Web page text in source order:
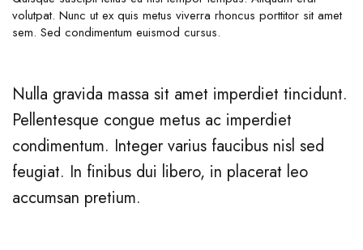
volutpat. Nunc ut ex quis metus viverra rhoncus porttitor sit amet
sem. Sed condimentum euismod cursus.
Nulla gravida massa sit amet imperdiet tincidunt.
Pellentesque congue metus ac imperdiet
condimentum. Integer varius faucibus nisl sed
feugiat. In finibus dui libero, in placerat leo
accumsan pretium.